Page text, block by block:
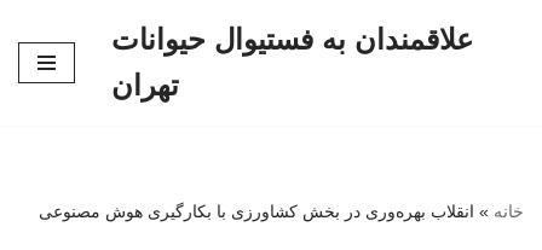
علاقمندان به فستیوال حیوانات
تهران
خانه » انقلاب بهره‌وری در بخش کشاورزی با بکارگیری هوش مصنوعی